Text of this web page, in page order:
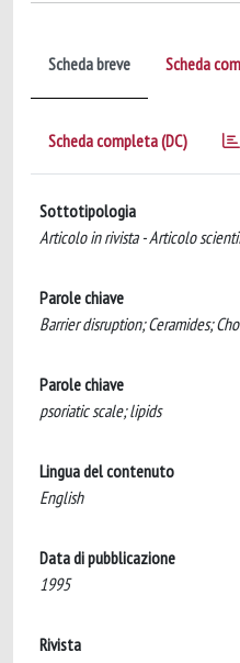
Scheda breve Scheda
Scheda completa (DC)
Sottotipologia
Articolo in rivista - Articolo
Parole chiave
Barrier disruption; Ceramides;
Parole chiave
psoriatic scale; lipids
Lingua del contenuto
English
Data di pubblicazione
1995
Rivista